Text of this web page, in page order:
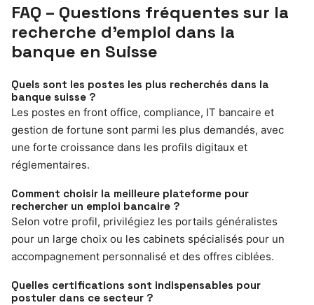
FAQ – Questions fréquentes sur la
recherche d’emploi dans la
banque en Suisse
Quels sont les postes les plus recherchés dans la
banque suisse ?
Les postes en front office, compliance, IT bancaire et
gestion de fortune sont parmi les plus demandés, avec
une forte croissance dans les profils digitaux et
réglementaires.
Comment choisir la meilleure plateforme pour
rechercher un emploi bancaire ?
Selon votre profil, privilégiez les portails généralistes
pour un large choix ou les cabinets spécialisés pour un
accompagnement personnalisé et des offres ciblées.
Quelles certifications sont indispensables pour
postuler dans ce secteur ?